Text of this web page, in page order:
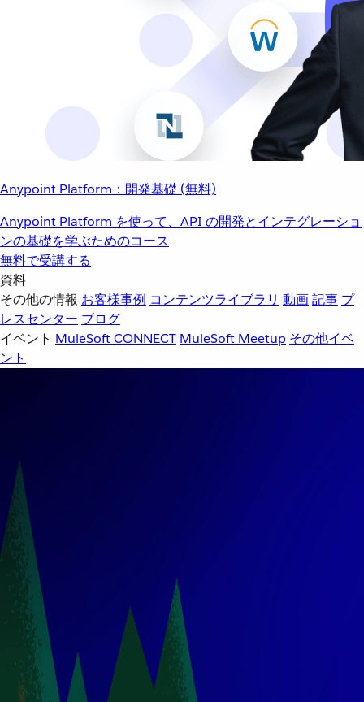
Anypoint Platform：開発基礎 (無料)
Anypoint Platform を使って、API の開発とインテグレーショ
ンの基礎を学ぶためのコース
無料で受講する
資料
その他の情報 お客様事例 コンテンツライブラリ 動画記事 プ
レスセンター ブログ
イベント MuleSoft CONNECT MuleSoft Meetup その他イベ
ント